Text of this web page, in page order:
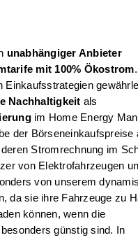
unabhängiger Anbieter
mit 100% Ökostrom
Einkaufsstrategien
Nachhaltigkeit als
im Home Energy
der Börseneinkaufspreise
Stromrechnung im
von Elektrofahrzeugen
von unserem
da sie ihre Fahrzeuge zu
können, wenn die
günstig sind. In